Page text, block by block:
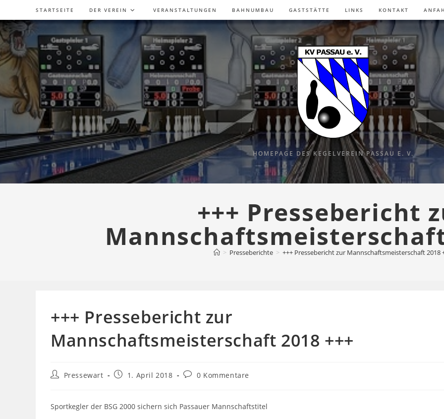
Inhalt
springen
STARTSEITE DER VEREIN VERANSTALTUNGEN BAHNUMBAU GASTSTÄTTE LINKS KONTAKT
HOMEPAGE DES KEGELVEREIN PASSAU E. V.
+++ Pressebericht
Mannschaftsmeisterschaft
> Presseberichte > +++ Pressebericht zur Mannschaftsmeisterschaft 2018
+++ Pressebericht zur
Mannschaftsmeisterschaft 2018 +++
Beitrags-
Pressewart
Beitrag1. April 2018
Beitrags-
0 Kommentare
Sportkegler der BSG 2000 sichern sich Passauer Mannschaftstitel